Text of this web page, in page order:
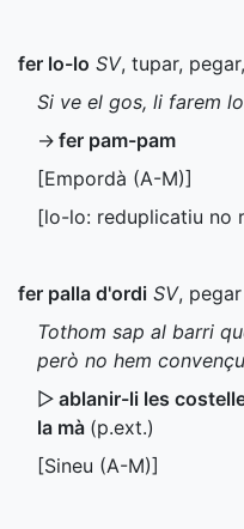
fer lo-lo SV, tupar,
Si ve el gos, li farem
→ fer pam-pam
[Empordà (A-M)]
[lo-lo: reduplicatiu no
fer palla d'ordi SV,
Tothom sap al barri
però no hem
▷ ablanir-li les
la mà (p.ext.)
[Sineu (A-M)]